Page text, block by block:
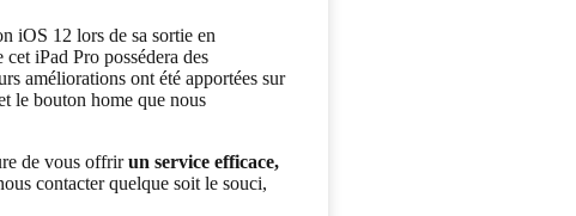
iOS 12 lors de sa sortie en
iPad Pro possédera des
améliorations ont été apportées sur
le bouton home que nous
de vous offrirun service efficace,
contacter quelque soit le souci,